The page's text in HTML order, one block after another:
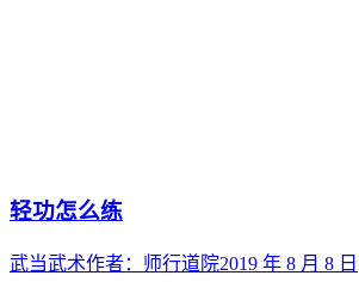
轻功怎么练
武当武术作者： 师行道院2019 年 8 月 8 日